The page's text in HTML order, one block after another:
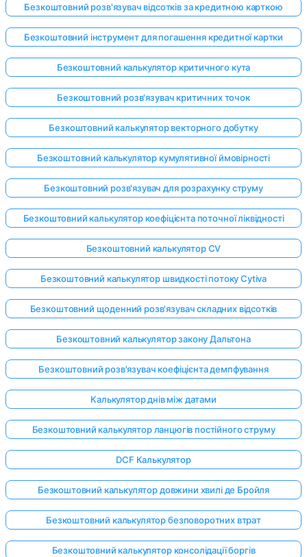
Безкоштовний розв'язувач відсотків за кредитною карткою
Безкоштовний інструмент для погашення кредитної картки
Безкоштовний калькулятор критичного кута
Безкоштовний розв'язувач критичних точок
Безкоштовний калькулятор векторного добутку
Безкоштовний калькулятор кумулятивної ймовірності
Безкоштовний розв'язувач для розрахунку струму
Безкоштовний калькулятор коефіцієнта поточної ліквідності
Безкоштовний калькулятор CV
Безкоштовний калькулятор швидкості потоку Cytiva
Безкоштовний щоденний розв'язувач складних відсотків
Безкоштовний калькулятор закону Дальтона
Безкоштовний розв'язувач коефіцієнта демпфування
Калькулятор днів між датами
Безкоштовний калькулятор ланцюгів постійного струму
DCF Калькулятор
Безкоштовний калькулятор довжини хвилі де Бройля
Безкоштовний калькулятор безповоротних втрат
Безкоштовний калькулятор консолідації боргів